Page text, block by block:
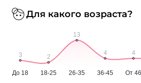
Для какого возраста?